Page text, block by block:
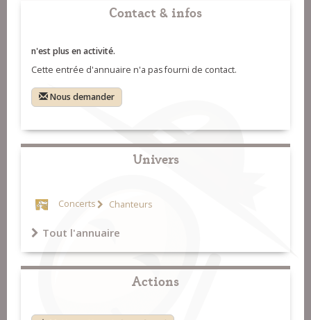
Contact & infos
n'est plus en activité.
Cette entrée d'annuaire n'a pas fourni de contact.
Nous demander
Univers
Concerts Chanteurs
Tout l'annuaire
Actions